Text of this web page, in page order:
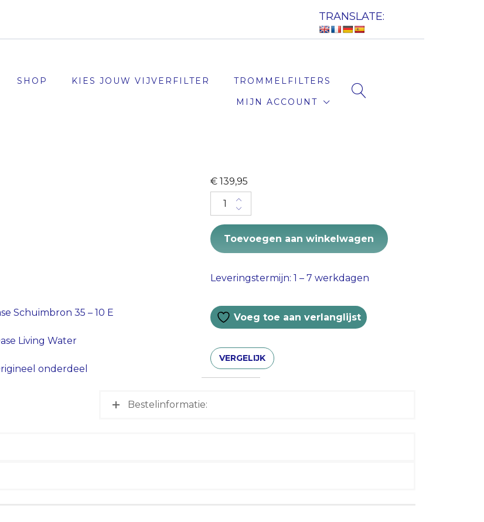
TRANSLATE:
SHOP KIES JOUW VIJVERFILTER
TROMMELFILTERS
MIJN ACCOUNT
Schuimbron 35 – 10 E
Living Water
onderdeel
€ 139,95
Schuimbron 35 - 10 E quantity
Toevoegen aan winkelwagen
Leveringstermijn: 1 – 7 werkdagen
Voeg toe aan verlanglijst
VERGELIJK
Bestelinformatie: